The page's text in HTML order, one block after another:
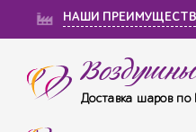
НАШИ
Доставка шаров